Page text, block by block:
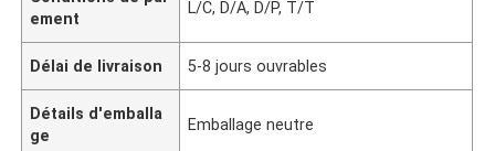
ement
L/C, D/A, D/P, T/T
Délai de livraison 5-8 jours ouvrables
Détails d'emballa
ge
Emballage neutre